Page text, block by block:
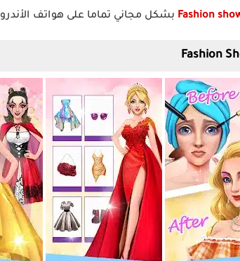
بشكل مجاني تماما على هواتف